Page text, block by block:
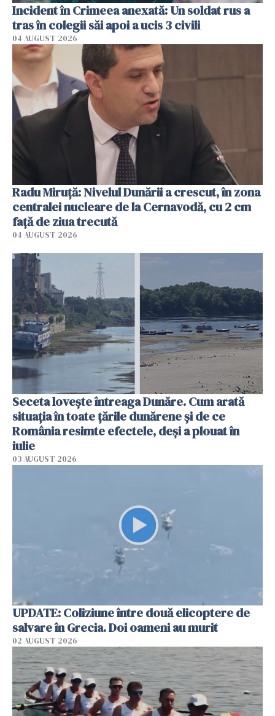
Incident în Crimeea anexată: Un soldat rus a
tras în colegii săi apoi a ucis 3 civili
04 AUGUST 2026
Radu Miruţă: Nivelul Dunării a crescut, în zona
centralei nucleare de la Cernavodă, cu 2 cm
faţă de ziua trecută
04 AUGUST 2026
Seceta lovește întreaga Dunăre. Cum arată
situația în toate țările dunărene și de ce
România resimte efectele, deși a plouat în
iulie
03 AUGUST 2026
UPDATE: Coliziune între două elicoptere de
salvare în Grecia. Doi oameni au murit
02 AUGUST 2026